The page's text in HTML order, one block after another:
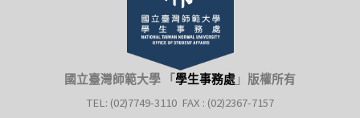
國立臺灣師範大學 「 學生事務處 」 版權所有
TEL: (02)7749-3110 FAX : (02)2367-7157